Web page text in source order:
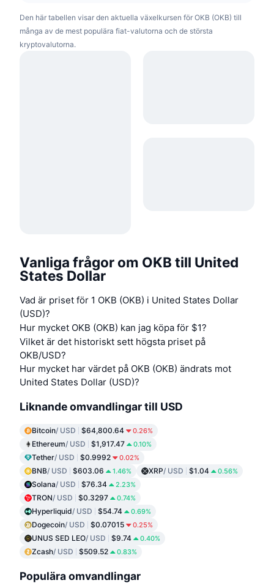
Den här tabellen visar den aktuella växelkursen för OKB (OKB) till
många av de mest populära fiat-valutorna och de största
kryptovalutorna.
Vanliga frågor om OKB till United
States Dollar
Vad är priset för 1 OKB (OKB) i United States Dollar
(USD)?
Hur mycket OKB (OKB) kan jag köpa för $1?
Vilket är det historiskt sett högsta priset på
OKB/USD?
Hur mycket har värdet på OKB (OKB) ändrats mot
United States Dollar (USD)?
Liknande omvandlingar till USD
Bitcoin/ USD $64,800.64 0.26%
Ethereum/ USD $1,917.47 0.10%
Tether/ USD $0.9992 0.02%
BNB/ USD $603.06 1.46% XRP/ USD $1.04 0.56%
Solana/ USD $76.34 2.23%
TRON/ USD $0.3297 0.74%
Hyperliquid/ USD $54.74 0.69%
Dogecoin/ USD $0.07015 0.25%
UNUS SED LEO/ USD $9.74 0.40%
Zcash/ USD $509.52 0.83%
Populära omvandlingar